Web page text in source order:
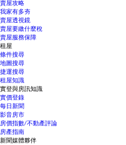
賣屋攻略
我家有多夯
賣屋透視鏡
賣屋要繳什麼稅
賣屋服務保障
租屋
條件搜尋
地圖搜尋
捷運搜尋
租屋知識
實登與房訊知識
實價登錄
每日新聞
影音房市
房價指數/不動產評論
房產指南
新聞媒體夥伴